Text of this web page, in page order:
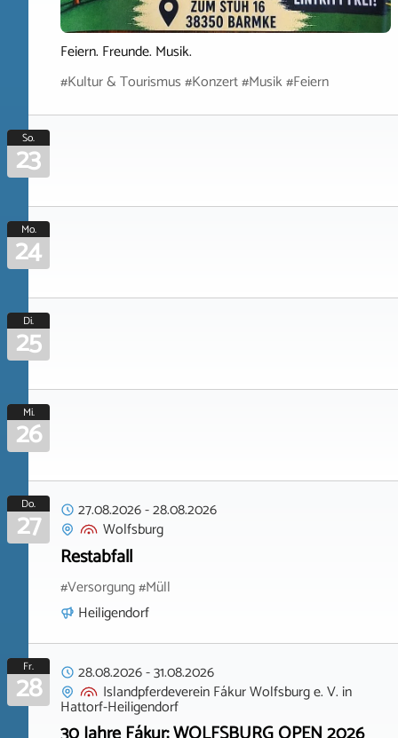
Feiern. Freunde. Musik.
#Kultur & Tourismus #Konzert #Musik #Feiern
So.
23
Mo.
24
Di.
25
Mi.
26
Do.
27 27.08.2026-28.08.2026
Wolfsburg
Restabfall
#Versorgung #Müll
Heiligendorf
Fr.
28 28.08.2026-31.08.2026
Islandpferdeverein Fákur Wolfsburg e. V. in
Hattorf-Heiligendorf